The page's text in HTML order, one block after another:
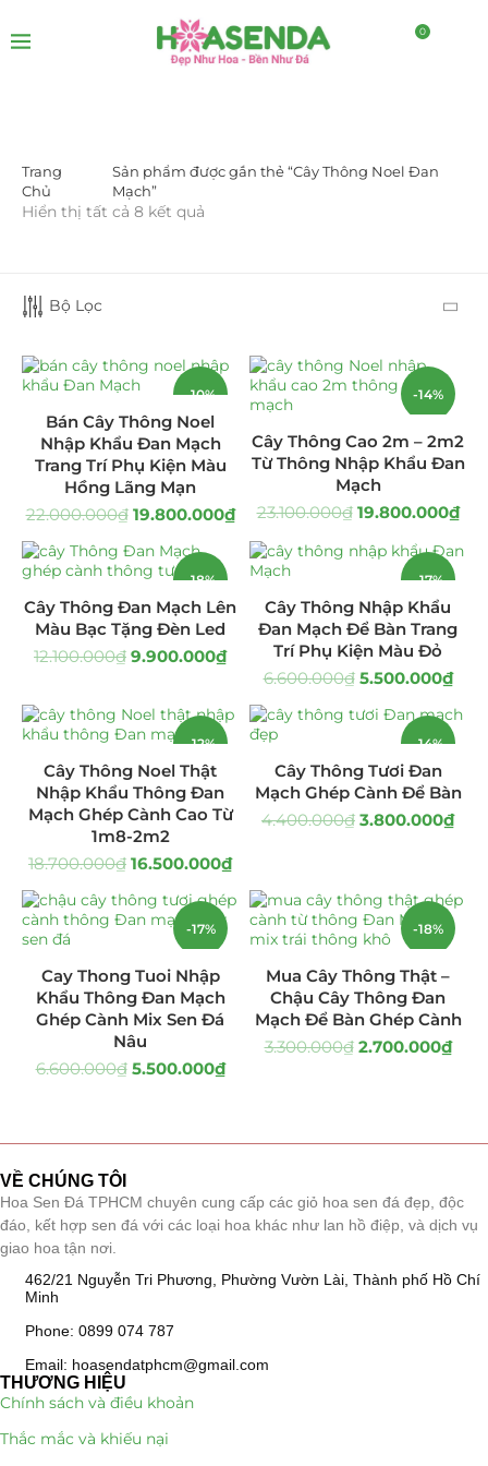
0
LỌC BỞI GIÁ
LỌC
DANH MỤC SẢN PHẨM
Giá Sỉ Đại Lý (145)
Cây Sen Đá Giá Sỉ (137)
Chậu Sen Đá Mini
Hồ Điệp và Hoa Sen đá (289)
Lan Hồ Điệp Truyền Thống (132)
Lũa Hồ Điệp Sen Đá
Tiểu Cảnh Lan Sen Đá
Hoa Ngày Lễ 8/3
Hoa Tặng 14/2
Quà Tặng (507)
Quà Noel - Quà Giáng Sinh
Quà Tết (278)
Quà Tặng 20 11
Sen Đá DECOR
Bình Hoa Sen Đá
Bó Hoa Sen Đá
Trang
Chủ
Sản phẩm được gắn thẻ “Cây Thông Noel Đan
Mạch”
Hiển thị tất cả 8 kết quả
Bộ Lọc
-10%
Bán Cây Thông Noel
Nhập Khẩu Đan Mạch
Trang Trí Phụ Kiện Màu
Hồng Lãng Mạn
22.000.000₫ 19.800.000₫
-14%
Cây Thông Cao 2m – 2m2
Từ Thông Nhập Khẩu Đan
Mạch
23.100.000₫ 19.800.000₫
-18%
Cây Thông Đan Mạch Lên
Màu Bạc Tặng Đèn Led
12.100.000₫ 9.900.000₫
-17%
Cây Thông Nhập Khẩu
Đan Mạch Để Bàn Trang
Trí Phụ Kiện Màu Đỏ
6.600.000₫ 5.500.000₫
-12%
Cây Thông Noel Thật
Nhập Khẩu Thông Đan
Mạch Ghép Cành Cao Từ
1m8-2m2
18.700.000₫ 16.500.000₫
-14%
Cây Thông Tươi Đan
Mạch Ghép Cành Để Bàn
4.400.000₫ 3.800.000₫
-17%
Cay Thong Tuoi Nhập
Khẩu Thông Đan Mạch
Ghép Cành Mix Sen Đá
Nâu
6.600.000₫ 5.500.000₫
-18%
Mua Cây Thông Thật –
Chậu Cây Thông Đan
Mạch Để Bàn Ghép Cành
3.300.000₫ 2.700.000₫
VỀ CHÚNG TÔI
Hoa Sen Đá TPHCM chuyên cung cấp các giỏ hoa sen đá đẹp, độc
đáo, kết hợp sen đá với các loại hoa khác như lan hồ điệp, và dịch vụ
giao hoa tận nơi.
462/21 Nguyễn Tri Phương, Phường Vườn Lài, Thành phố Hồ Chí
Minh
Phone: 0899 074 787
Email: hoasendatphcm@gmail.com
THƯƠNG HIỆU
Chính sách và điều khoản
Thắc mắc và khiếu nại